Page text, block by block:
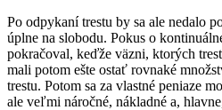
Po odpykaní trestu by sa ale nedalo
úplne na slobodu. Pokus o
pokračoval, keďže väzni, ktorých
mali potom ešte ostať rovnaké
trestu. Potom sa za vlastné peniaze
ale veľmi náročné, nákladné a,